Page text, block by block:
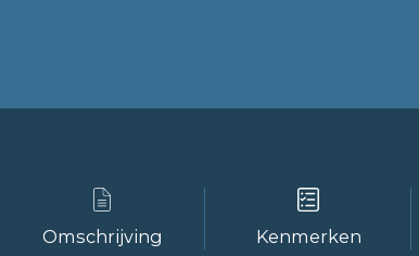
Omschrijving Kenmerken